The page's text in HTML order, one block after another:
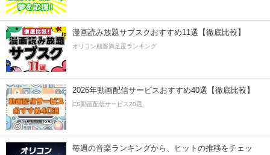
漫画読み放題サブスクおすすめ11選【徹底比較】
オリコン顧客満足度ランキング
2026年動画配信サービスおすすめ40選【徹底比較】
CS動画配信サービス20選
毎週の音楽ランキングから、ヒットの推移をチェッ